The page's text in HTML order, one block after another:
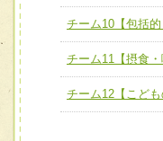
ム】
チーム10【
ーム】
チーム11【
チーム10【包括
チーム11【摂食・
チーム12【こども